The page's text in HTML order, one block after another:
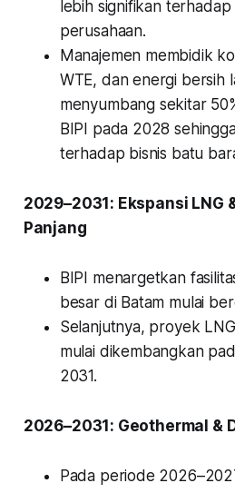
lebih signifikan
perusahaan.
Manajemen membidik
WTE, dan energi bersih
menyumbang sekitar
BIPI pada 2028
terhadap bisnis batu
2029–2031: Ekspansi LNG
Panjang
BIPI menargetkan
besar di Batam mulai
Selanjutnya, proyek
mulai dikembangkan
2031.
2026–2031: Geothermal &
Pada periode